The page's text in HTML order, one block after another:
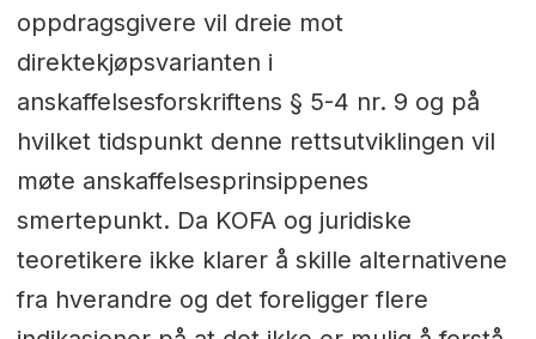
oppdragsgivere vil dreie mot
direktekjøpsvarianten i
anskaffelsesforskriftens § 5-4 nr. 9 og på
hvilket tidspunkt denne rettsutviklingen vil
møte anskaffelsesprinsippenes
smertepunkt. Da KOFA og juridiske
teoretikere ikke klarer å skille alternativene
fra hverandre og det foreligger flere